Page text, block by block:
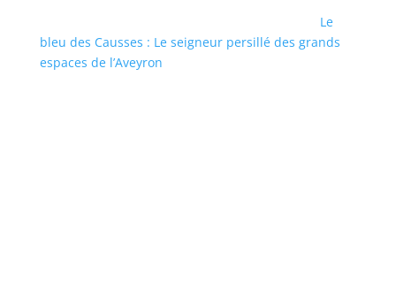
Le
bleu des Causses : Le seigneur persillé des grands
espaces de l’Aveyron